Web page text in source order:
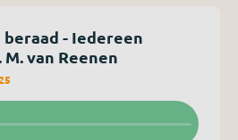
- Iedereen
van Reenen